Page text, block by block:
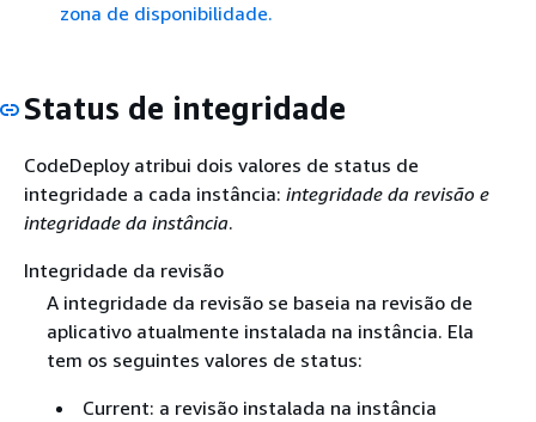
zona de disponibilidade.
Status de integridade
CodeDeploy atribui dois valores de status de
integridade a cada instância: integridade da revisão e
integridade da instância.
Integridade da revisão
A integridade da revisão se baseia na revisão de
aplicativo atualmente instalada na instância. Ela
tem os seguintes valores de status:
Current: a revisão instalada na instância